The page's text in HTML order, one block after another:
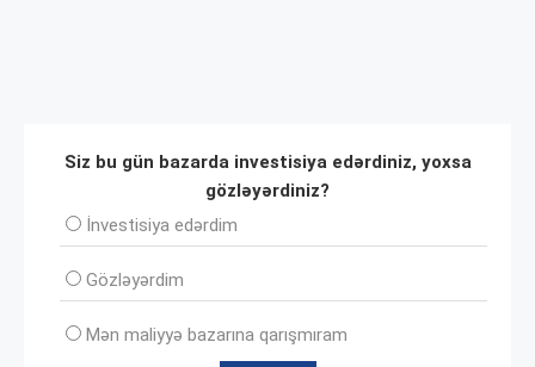
Siz bu gün bazarda investisiya edərdiniz, yoxsa
gözləyərdiniz?
İnvеstisiya edərdim
Gözləyərdim
Mən maliyyə bazarına qarışmıram